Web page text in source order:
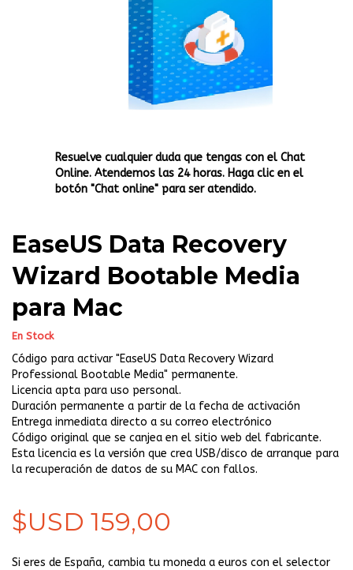
Resuelve cualquier duda que tengas con el Chat
Online. Atendemos las 24 horas. Haga clic en el
botón "Chat online" para ser atendido.
EaseUS Data Recovery
Wizard Bootable Media
para Mac
En Stock
Código para activar "EaseUS Data Recovery Wizard
Professional Bootable Media" permanente.
Licencia apta para uso personal.
Duración permanente a partir de la fecha de activación
Entrega inmediata directo a su correo electrónico
Código original que se canjea en el sitio web del fabricante.
Esta licencia es la versión que crea USB/disco de arranque para
la recuperación de datos de su MAC con fallos.
$USD 159,00
Si eres de España, cambia tu moneda a euros con el selector